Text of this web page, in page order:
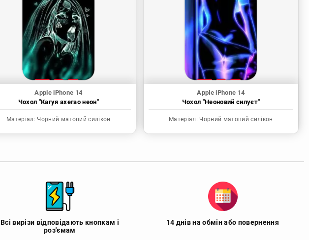
Apple iPhone 14
Чохол "Кагуя ахегао неон"
Матеріал: Чорний матовий силікон
Apple iPhone 14
Чохол "Неоновий силуєт"
Матеріал: Чорний матовий силікон
Всі вирізи відповідають кнопкам і
роз'ємам
14 днів на обмін або повернення